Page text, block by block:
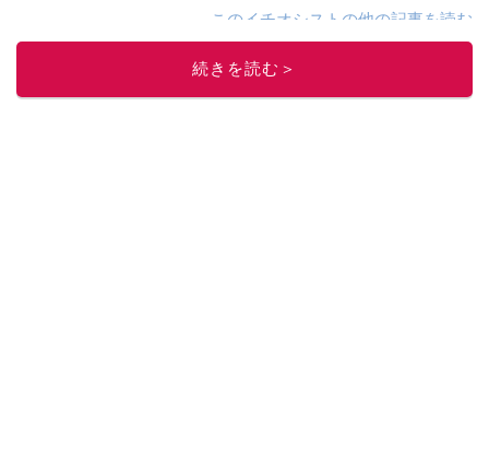
このイチオシストの他の記事を読む
続きを読む＞